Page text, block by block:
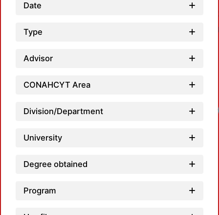
Date
Type
Advisor
CONAHCYT Area
Division/Department
University
Degree obtained
Program